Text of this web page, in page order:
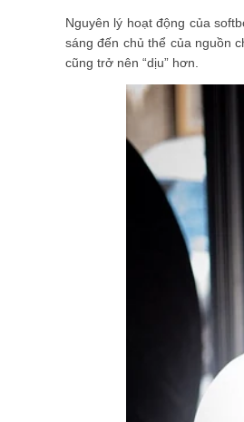
Nguyên lý hoạt động của
sáng đến chủ thể của nguồn
cũng trở nên “dịu” hơn.